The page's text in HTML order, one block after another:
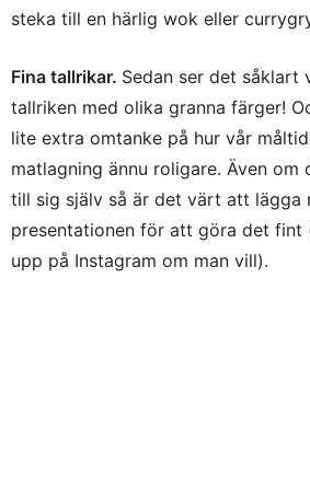
steka till en härlig wok eller
Fina tallrikar. Sedan ser det såklart
tallriken med olika granna färger!
lite extra omtanke på hur vår
matlagning ännu roligare. Även om
till sig själv så är det värt att lägga
presentationen för att göra det fint
upp på Instagram om man vill).